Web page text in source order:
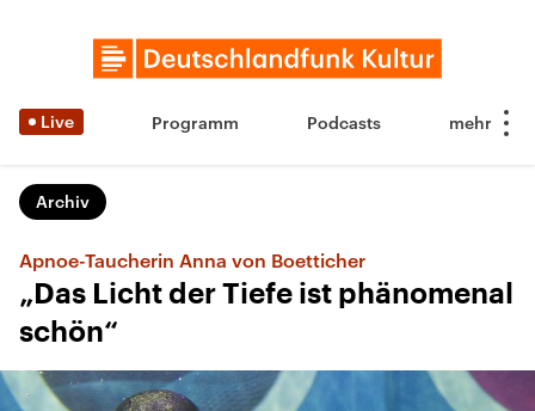
Live Programm Podcasts
Archiv
Apnoe-Taucherin Anna von Boetticher
„Das Licht der Tiefe ist phänomenal
schön“